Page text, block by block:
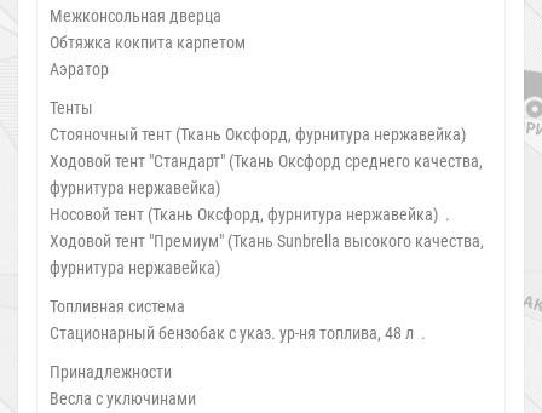
Межконсольная дверца
Обтяжка кокпита карпетом
Аэратор
Тенты
Стояночный тент (Ткань Оксфорд, фурнитура нержавейка)
Ходовой тент "Стандарт" (Ткань Оксфорд среднего качества,
фурнитура нержавейка)
Носовой тент (Ткань Оксфорд, фурнитура нержавейка) .
Ходовой тент "Премиум" (Ткань Sunbrella высокого качества,
фурнитура нержавейка)
Топливная система
Стационарный бензобак с указ. ур-ня топлива, 48 л .
Принадлежности
Весла с уключинами